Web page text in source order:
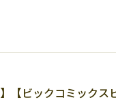
【ビックコミック